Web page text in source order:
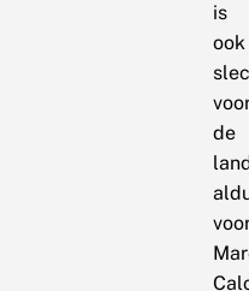
is
ook
de